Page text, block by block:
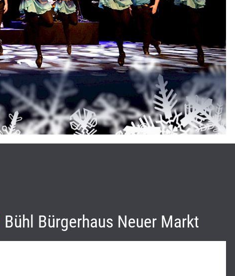
Bühl Bürgerhaus Neuer Markt